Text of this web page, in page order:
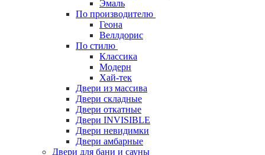
Эмаль
По производителю
Геона
Веллдорис
По стилю
Классика
Модерн
Хай-тек
Двери из массива
Двери складные
Двери откатные
Двери INVISIBLE
Двери невидимки
Двери амбарные
Двери для бани и сауны